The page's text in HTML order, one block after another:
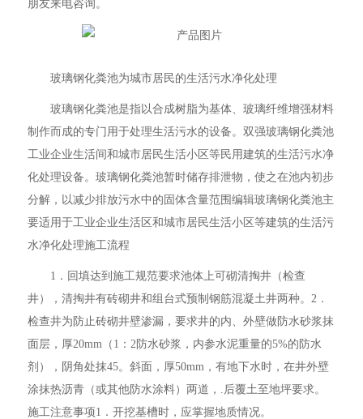
朋友来电咨询。
玻璃钢化粪池为城市居民的生活污水净化处理
玻璃钢化粪池是指以合成树脂为基体、玻璃纤维增强材料
制作而成的专门用于处理生活污水的设备。双强玻璃钢化粪池
工业企业生活间和城市居民生活小区等民用建筑的生活污水净
化处理设备。玻璃钢化粪池暂时储存排泄物，使之在池内初步
分解，以减少排放污水中的固体含量范围编辑玻璃钢化粪池主
要适用于工业企业生活区和城市居民生活小区等建筑的生活污
水净化处理施工流程
1．回填达到施工规范要求池体上可砌清掏井（检查
井），清掏井有砖砌井和组台式预制钢筋混凝土井两种。2．
检查井为防止砖砌井壁渗漏，要求井的内、外壁做防水砂浆抹
面层，厚20mm（1：2防水砂浆，内参水泥重量的5%的防水
剂），阴角处抹45。斜面，厚50mm，有地下水时，在井外壁
涂抹热沥青（或其他防水涂料）两道，.后覆土至地坪要求。
施工注意事项1．开挖基槽时，应掌握地质情况。